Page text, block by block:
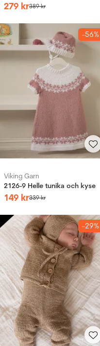
279 kr389kr
-56%
Viking Garn
2126-9 Helle tunika och kyse
149 kr339kr
-29%